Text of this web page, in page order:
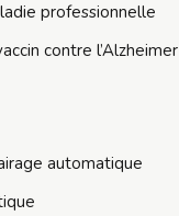
professionnelle
contre l’Alzheimer
automatique